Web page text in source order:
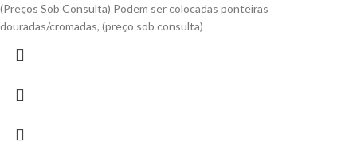
(Preços Sob Consulta) Podem ser colocadas ponteiras
douradas/cromadas, (preço sob consulta)